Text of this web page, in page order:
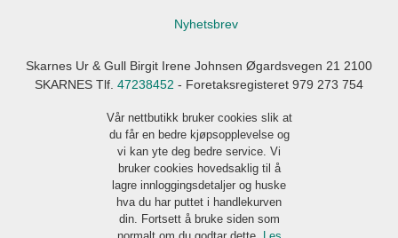
Nyhetsbrev
Skarnes Ur & Gull Birgit Irene Johnsen Øgardsvegen 21 2100
SKARNES Tlf. 47238452 - Foretaksregisteret 979 273 754
Vår nettbutikk bruker cookies slik at
du får en bedre kjøpsopplevelse og
vi kan yte deg bedre service. Vi
bruker cookies hovedsaklig til å
lagre innloggingsdetaljer og huske
hva du har puttet i handlekurven
din. Fortsett å bruke siden som